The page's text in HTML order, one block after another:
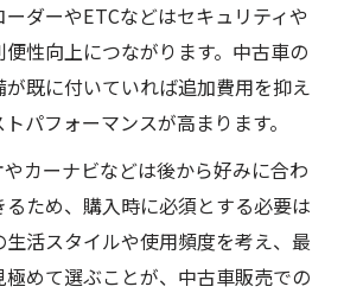
ダーやETCなどはセキュリティや
性向上につながります。中古車の
既に付いていれば追加費用を抑え
パフォーマンスが高まります。
カーナビなどは後から好みに合わ
ため、購入時に必須とする必要は
活スタイルや使用頻度を考え、最
めて選ぶことが、中古車販売での